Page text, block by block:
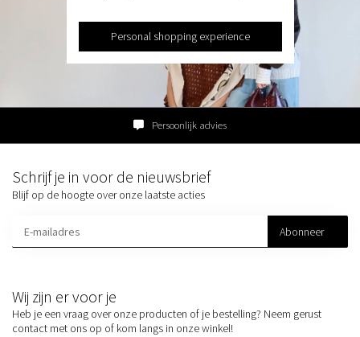
Personal shopping experience
Persoonlijk advies
Wij zijn er voor je
Heb je een vraag over onze producten of je bestelling? Neem gerust
contact met ons op of kom langs in onze winkel!
Schrijf je in voor de nieuwsbrief
Blijf op de hoogte over onze laatste acties
Abonneer